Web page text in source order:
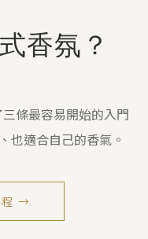
香氛？
條最容易開始的入門
也適合自己的香氣。
程 →